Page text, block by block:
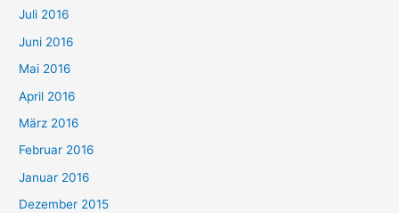
Juli 2016
Juni 2016
Mai 2016
April 2016
März 2016
Februar 2016
Januar 2016
Dezember 2015